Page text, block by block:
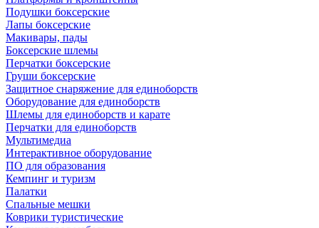
Подушки боксерские
Лапы боксерские
Макивары, пады
Боксерские шлемы
Перчатки боксерские
Груши боксерские
Защитное снаряжение для единоборств
Оборудование для единоборств
Шлемы для единоборств и карате
Перчатки для единоборств
Мультимедиа
Интерактивное оборудование
ПО для образования
Кемпинг и туризм
Палатки
Спальные мешки
Коврики туристические